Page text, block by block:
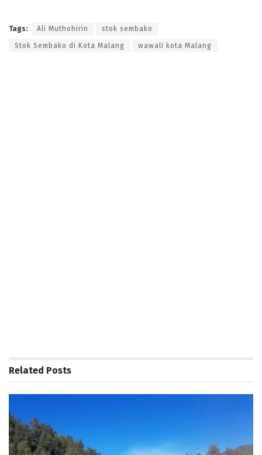
Tags: Ali Muthohirin stok sembako
Stok Sembako di Kota Malang wawali kota Malang
Related Posts